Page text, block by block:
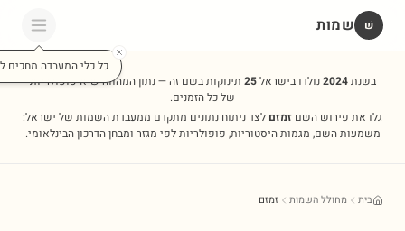
שׁ שמות
כל כלי המעבדה מחכים
בשנת2024נולדו בישראל25 תינוקות בשם זה — נתון המהווה שיא פופולריות
של כל הזמנים.
גלו את פירוש השם זמזם לצד ניתוח נתונים מתקדם ממעבדת השמות של ישראל:
משמעות השם, מגמות היסטוריות, פופולריות לפי מגזר ומבחן הדרכון הבינלאומי.
בית מחולל השמות זמזם